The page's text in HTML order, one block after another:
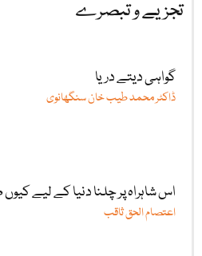
تجزیے و تبصرے
گواہی دیتے دریا
ڈاکٹر محمد طیب خان سنگھانوی
اس شاہراہ پر چلنا دنیا کے لیے
اعتصام الحق ثاقب